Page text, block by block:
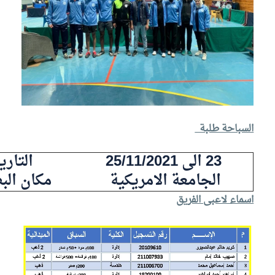
السباحة طلبة
23 الى 25/11/2021
الجامعة الامريكية مكان
اسماء لاعبى الفريق